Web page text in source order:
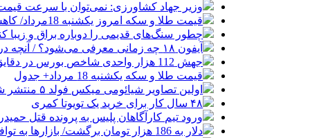
وزیر جهاد کشاورزی: نمی‌توان با سرعت قیمت
قیمت طلا و سکه امروز یکشنبه 18مرداد/ کاهش همه قیمت ها + جدول
چطور سنگ‌های قدیمی را دوباره براق و زیبا
آیفون ۱۸ چه زمانی معرفی می‌شود؟ / آنچه درباره گوشی جدید اپل می‌دانیم
جهش 112 هزار واحدی شاخص بورس در دقایق ابتدایی معاملات امروز
قیمت طلا و سکه یکشنبه 18 مرداد+ جدول
اولین تصاویر شیائومی میکس فولد ۵ منتشر شد
۴۸ سال کار برای خرید یک تویوتا کمری
ورود تیم کارآگاهان پلیس به پرونده قتل
دلار به 186 هزار تومان برگشت/ بازارها به توافق احتمالی هرمز چه واکنشی نشان دادند؟